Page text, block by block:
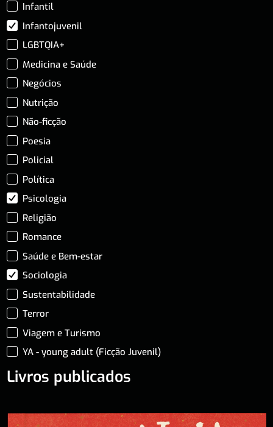
Infantil
Infantojuvenil
LGBTQIA+
Medicina e Saúde
Negócios
Nutrição
Não-ficção
Poesia
Policial
Política
Psicologia
Religião
Romance
Saúde e Bem-estar
Sociologia
Sustentabilidade
Terror
Viagem e Turismo
YA - young adult (Ficção Juvenil)
Livros publicados